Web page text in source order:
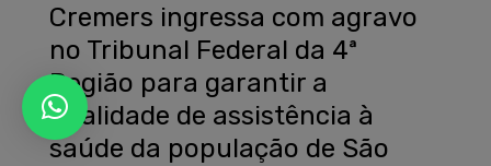
Cremers ingressa com agravo
no Tribunal Federal da 4ª
Região para garantir a
qualidade de assistência à
saúde da população de São